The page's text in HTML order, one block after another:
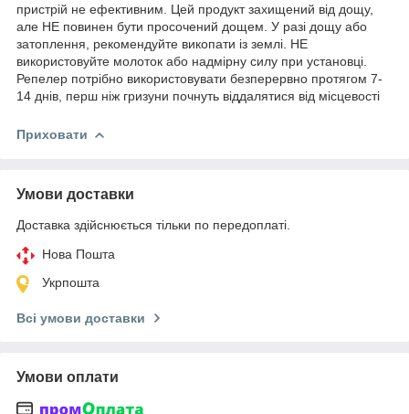
пристрій не ефективним. Цей продукт захищений від дощу,
але НЕ повинен бути просочений дощем. У разі дощу або
затоплення, рекомендуйте викопати із землі. НЕ
використовуйте молоток або надмірну силу при установці.
Репелер потрібно використовувати безперервно протягом 7-
14 днів, перш ніж гризуни почнуть віддалятися від місцевості
Приховати
Умови доставки
Доставка здійснюється тільки по передоплаті.
Нова Пошта
Укрпошта
Всі умови доставки
Умови оплати